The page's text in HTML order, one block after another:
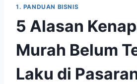
1. PANDUAN BISNIS
5 Alasan
Murah Belum
Laku di